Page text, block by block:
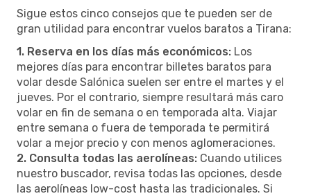
Sigue estos cinco consejos que te pueden ser de
gran utilidad para encontrar vuelos baratos a Tirana:
1. Reserva en los días más económicos: Los
mejores días para encontrar billetes baratos para
volar desde Salónica suelen ser entre el martes y el
jueves. Por el contrario, siempre resultará más caro
volar en fin de semana o en temporada alta. Viajar
entre semana o fuera de temporada te permitirá
volar a mejor precio y con menos aglomeraciones.
2. Consulta todas las aerolíneas: Cuando utilices
nuestro buscador, revisa todas las opciones, desde
las aerolíneas low-cost hasta las tradicionales. Si